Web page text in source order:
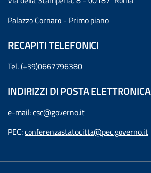
Palazzo Cornaro - Primo piano
RECAPITI TELEFONICI
Tel. (+39)0667796380
INDIRIZZI DI POSTA ELETTRONICA
e-mail:csc@governo.it
PEC:conferenzastatocitta@pec.governo.it